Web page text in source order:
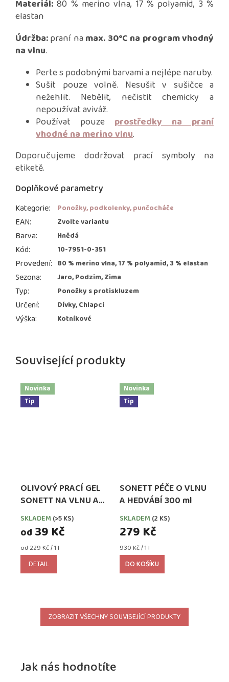
Související produkty
Novinka
Tip
OLIVOVÝ PRACÍ GEL
SONETT NA VLNU A
HEDVÁBÍ
SKLADEM (>5 KS)
od 39 Kč
Měrná
cena:
od 229 Kč / 1 l
DETAIL
Novinka
Tip
SONETT PÉČE O VLNU
A HEDVÁBÍ 300 ml
SKLADEM (2 KS)
279 Kč
Měrná
cena:
930 Kč / 1 l
DO KOŠÍKU
ZOBRAZIT VŠECHNY SOUVISEJÍCÍ PRODUKTY
Materiál:80 % merino vlna, 17 % polyamid, 3 %
elastan
Údržba:praní namax. 30°C na program vhodný
na vlnu.
Perte s podobnými barvami a nejlépe naruby.
Sušit pouze volně. Nesušit v sušičce a
nežehlit. Nebělit, nečistit chemicky a
nepoužívat aviváž.
Používat pouze prostředky na praní
vhodné na merino vlnu.
Doporučujeme dodržovat prací symboly na
etiketě.
Doplňkové parametry
Kategorie: Ponožky, podkolenky, punčocháče
EAN: Zvolte variantu
Barva: Hnědá
Kód: 10-7951-0-351
Provedení: 80 % merino vlna, 17 % polyamid, 3 % elastan
Sezona: Jaro, Podzim, Zima
Typ: Ponožky s protiskluzem
Určení: Dívky, Chlapci
Výška: Kotníkové
Jak nás hodnotíte